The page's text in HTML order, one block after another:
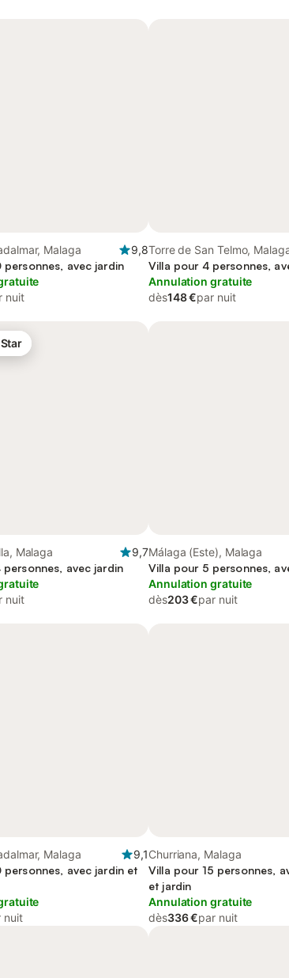
Malaga
9,8
personnes, avec jardin
nuit
Torre de San Telmo,
Villa pour 4 personnes,
Annulation gratuite
dès148 €par nuit
Malaga
9,7
personnes, avec jardin
nuit
Málaga (Este), Malaga
Villa pour 5 personnes,
Annulation gratuite
dès203 €par nuit
Malaga
9,1
personnes, avec jardin et
nuit
Churriana, Malaga
Villa pour 15 personnes,
et jardin
Annulation gratuite
dès336 €par nuit